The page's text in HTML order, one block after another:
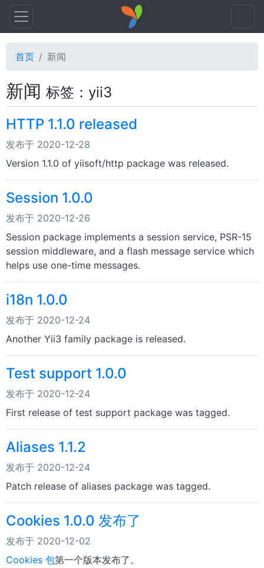
首页 新闻
新闻 标签：yii3
HTTP 1.1.0 released
发布于 2020-12-28
Version 1.1.0 of yiisoft/http package was released.
Session 1.0.0
发布于 2020-12-26
Session package implements a session service, PSR-15
session middleware, and a flash message service which
helps use one-time messages.
i18n 1.0.0
发布于 2020-12-24
Another Yii3 family package is released.
Test support 1.0.0
发布于 2020-12-24
First release of test support package was tagged.
Aliases 1.1.2
发布于 2020-12-24
Patch release of aliases package was tagged.
Cookies 1.0.0 发布了
发布于 2020-12-02
Cookies 包第一个版本发布了。